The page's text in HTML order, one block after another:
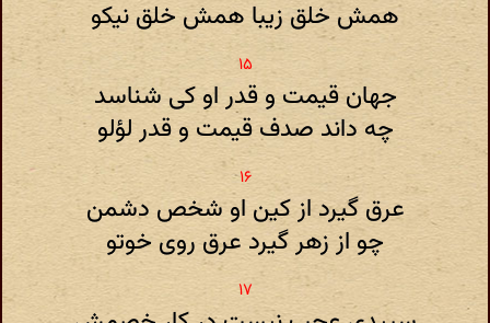
همش‌ خلق‌ زیبا همش‌ خلق‌ نیکو
جهان قیمت و قدر او کی شناسد
چه داند صدف قیمت و قدر لؤلو
عرق‌ گیرد از کین او شخص دشمن
چو از زهر گیرد عرق روی خوتو